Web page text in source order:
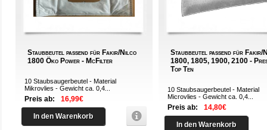
Staubbeutel passend für Fakir/Nilco
1800 Öko Power - McFilter
10 Staubsaugerbeutel - Material
Mikrovlies - Gewicht ca. 0,4...
Preis ab: 16,99€
In den Warenkorb
Staubbeutel passend für Fakir/
1800, 1805, 1900, 2100 -
Top Ten
10 Staubsaugerbeutel - Material
Microvlies - Gewicht ca. 0,4...
Preis ab: 14,80€
In den Warenkorb